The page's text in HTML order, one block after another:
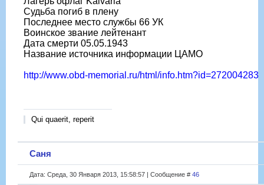
Судьба погиб в плену
Последнее место службы 66 УК
Воинское звание лейтенант
Дата смерти 05.05.1943
Название источника информации ЦАМО
http://www.obd-memorial.ru/html/info.htm?id=272004283
Qui quaerit, reperit
Саня
Дата: Среда, 30 Января 2013, 15:58:57 | Сообщение # 46